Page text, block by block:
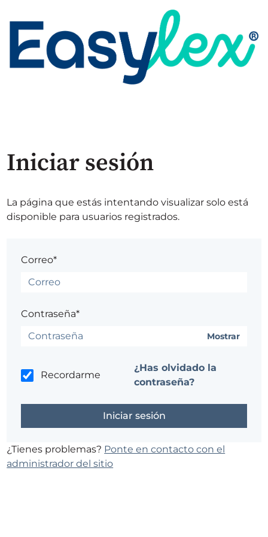
Iniciar sesión
La página que estás intentando visualizar solo está
disponible para usuarios registrados.
Correo*
Contraseña*
Mostrar
Recordarme
¿Has olvidado la
contraseña?
¿Tienes problemas? Ponte en contacto con el
administrador del sitio